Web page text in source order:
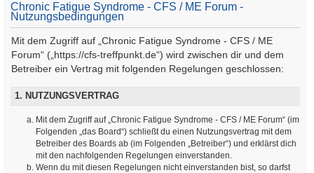
Chronic Fatigue Syndrome - CFS / ME Forum -
Nutzungsbedingungen
Mit dem Zugriff auf „Chronic Fatigue Syndrome - CFS / ME
Forum“ („https://cfs-treffpunkt.de“) wird zwischen dir und dem
Betreiber ein Vertrag mit folgenden Regelungen geschlossen:
1. NUTZUNGSVERTRAG
Mit dem Zugriff auf „Chronic Fatigue Syndrome - CFS / ME Forum“ (im
Folgenden „das Board“) schließt du einen Nutzungsvertrag mit dem
Betreiber des Boards ab (im Folgenden „Betreiber“) und erklärst dich
mit den nachfolgenden Regelungen einverstanden.
Wenn du mit diesen Regelungen nicht einverstanden bist, so darfst